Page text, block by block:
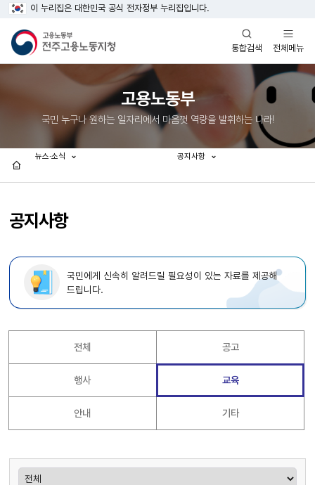
이 누리집은 대한민국 공식 전자정부 누리집입니다.
통합검색
열기
전체메뉴
열기
고용노동부
국민 누구나 원하는 일자리에서 마음껏 역량을 발휘하는 나라!
공지사항
뉴스·소식 공지사항
국민에게 신속히 알려드릴 필요성이 있는 자료를 제공해
드립니다.
전체 공고
행사 교육
안내 기타
게시판검색